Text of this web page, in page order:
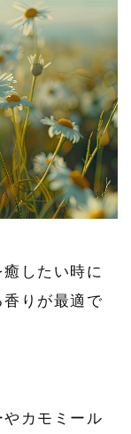
したい時に
りが最適で
カモミール